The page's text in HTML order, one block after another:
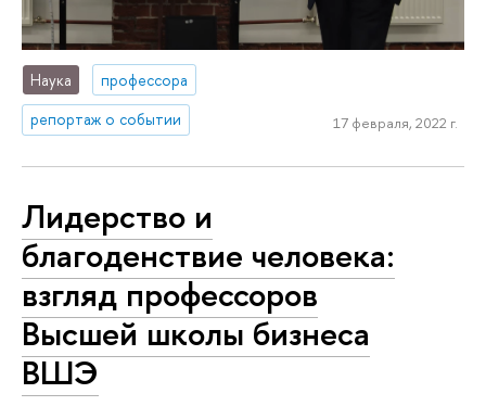
Наука
профессора
репортаж о событии
17 февраля, 2022 г.
Лидерство и
благоденствие человека:
взгляд профессоров
Высшей школы бизнеса
ВШЭ